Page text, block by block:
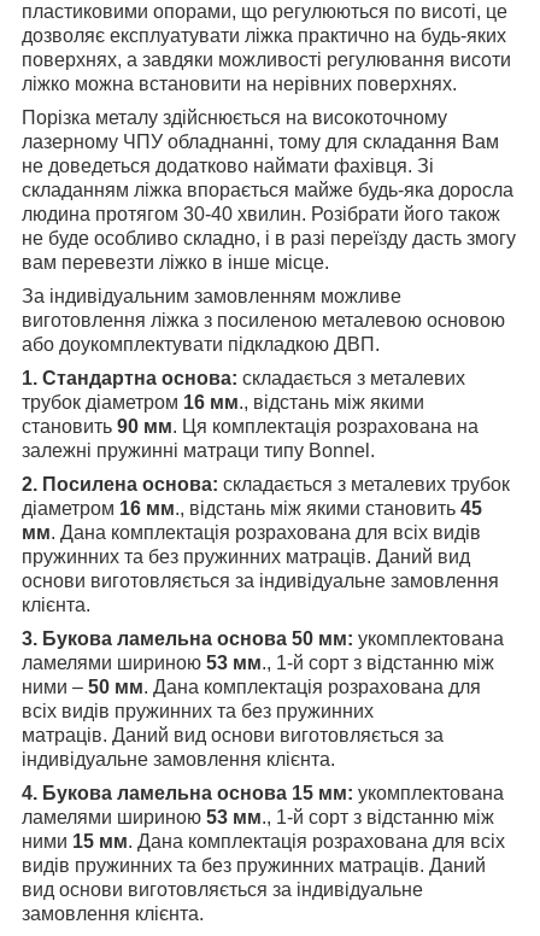
пластиковими опорами, що регулюються по висоті, це
дозволяє експлуатувати ліжка практично на будь-яких
поверхнях, а завдяки можливості регулювання висоти
ліжко можна встановити на нерівних поверхнях.
Порізка металу здійснюється на високоточному
лазерному ЧПУ обладнанні, тому для складання Вам
не доведеться додатково наймати фахівця. Зі
складанням ліжка впорається майже будь-яка доросла
людина протягом 30-40 хвилин. Розібрати його також
не буде особливо складно, і в разі переїзду дасть змогу
вам перевезти ліжко в інше місце.
За індивідуальним замовленням можливе
виготовлення ліжка з посиленою металевою основою
або доукомплектувати підкладкою ДВП.
1. Стандартна основа: складається з металевих
трубок діаметром 16 мм., відстань між якими
становить 90 мм. Ця комплектація розрахована на
залежні пружинні матраци типу Bonnel.
2. Посилена основа: складається з металевих трубок
діаметром 16 мм., відстань між якими становить 45
мм. Дана комплектація розрахована для всіх видів
пружинних та без пружинних матраців. Даний вид
основи виготовляється за індивідуальне замовлення
клієнта.
3. Букова ламельна основа 50 мм: укомплектована
ламелями шириною 53 мм., 1-й сорт з відстанню між
ними – 50 мм. Дана комплектація розрахована для
всіх видів пружинних та без пружинних
матраців. Даний вид основи виготовляється за
індивідуальне замовлення клієнта.
4. Букова ламельна основа 15 мм: укомплектована
ламелями шириною 53 мм., 1-й сорт з відстанню між
ними 15 мм. Дана комплектація розрахована для всіх
видів пружинних та без пружинних матраців. Даний
вид основи виготовляється за індивідуальне
замовлення клієнта.